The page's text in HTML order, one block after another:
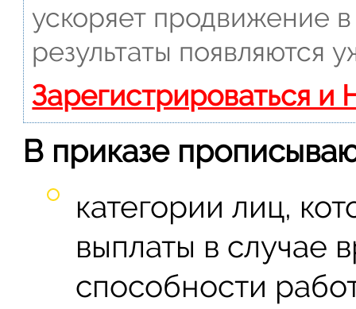
ускоряет продвижение
результаты появляются
Зарегистрироваться и
В приказе
категории лиц,
выплаты в случае
способности